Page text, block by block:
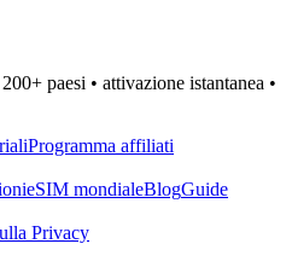
paesi • attivazione istantanea •
Programma affiliati
eSIM mondialeBlogGuide
Privacy